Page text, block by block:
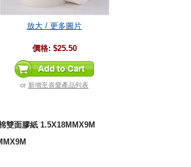
放大 / 更多圖片
價格: $25.50
or 新增至喜愛產品列表
雙面膠紙 1.5X18MMX9M